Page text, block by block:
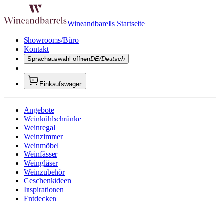
Wineandbarells Startseite
Showrooms/Büro
Kontakt
Sprachauswahl öffnenDE/Deutsch
Einkaufswagen
Angebote
Weinkühlschränke
Weinregal
Weinzimmer
Weinmöbel
Weinfässer
Weingläser
Weinzubehör
Geschenkideen
Inspirationen
Entdecken